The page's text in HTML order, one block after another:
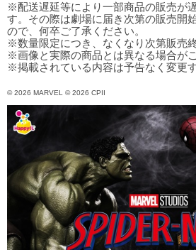
※配送遅延等により一部商品の販売が
す。その際は劇場に届き次第の販売開
ので、何卒ご了承ください。
※数量限定につき、なくなり次第販売
※画像と実際の商品とは異なる場合がご
※掲載されている内容は予告なく変更
© 2026 MARVEL © 2026 CPII